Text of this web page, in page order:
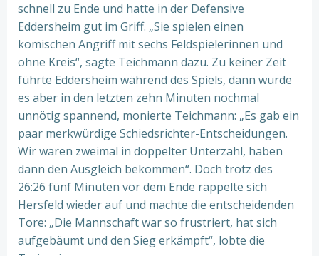
schnell zu Ende und hatte in der Defensive
Eddersheim gut im Griff. „Sie spielen einen
komischen Angriff mit sechs Feldspielerinnen und
ohne Kreis“, sagte Teichmann dazu. Zu keiner Zeit
führte Eddersheim während des Spiels, dann wurde
es aber in den letzten zehn Minuten nochmal
unnötig spannend, monierte Teichmann: „Es gab ein
paar merkwürdige Schiedsrichter-Entscheidungen.
Wir waren zweimal in doppelter Unterzahl, haben
dann den Ausgleich bekommen“. Doch trotz des
26:26 fünf Minuten vor dem Ende rappelte sich
Hersfeld wieder auf und machte die entscheidenden
Tore: „Die Mannschaft war so frustriert, hat sich
aufgebäumt und den Sieg erkämpft“, lobte die